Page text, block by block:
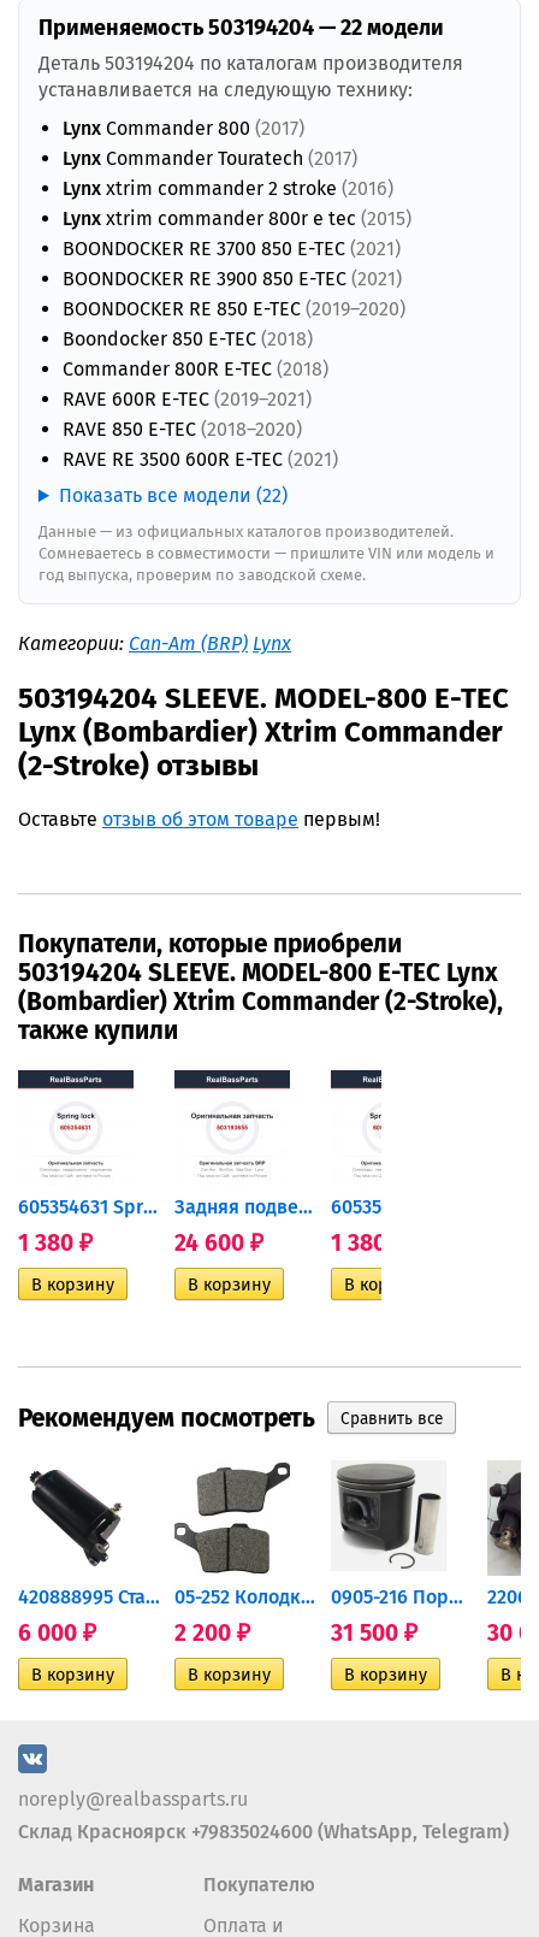
Применяемость 503194204 — 22 модели
Деталь 503194204 по каталогам производителя
устанавливается на следующую технику:
Lynx Commander 800 (2017)
Lynx Commander Touratech (2017)
Lynx xtrim commander 2 stroke (2016)
Lynx xtrim commander 800r e tec (2015)
BOONDOCKER RE 3700 850 E-TEC (2021)
BOONDOCKER RE 3900 850 E-TEC (2021)
BOONDOCKER RE 850 E-TEC (2019–2020)
Boondocker 850 E-TEC (2018)
Commander 800R E-TEC (2018)
RAVE 600R E-TEC (2019–2021)
RAVE 850 E-TEC (2018–2020)
RAVE RE 3500 600R E-TEC (2021)
Показать все модели (22)
Данные — из официальных каталогов производителей.
Сомневаетесь в совместимости — пришлите VIN или модель и
год выпуска, проверим по заводской схеме.
Категории: Can-Am (BRP) Lynx
503194204 SLEEVE. MODEL-800 E-TEC
Lynx (Bombardier) Xtrim Commander
(2-Stroke) отзывы
Оставьте отзыв об этом товаре первым!
Покупатели, которые приобрели
503194204 SLEEVE. MODEL-800 E-TEC Lynx
(Bombardier) Xtrim Commander (2-Stroke),
также купили
605354631 Spring lock
1 380 ₽
Задняя подвеска, Lynx Xtrim...
24 600 ₽ 1 380
Рекомендуем посмотреть
420888995 Стартер для...
6 000 ₽
05-252 Колодки тормозные...
2 200 ₽
0905-216 Поршень Arctic Cat...
31 500 ₽ 30
noreply@realbassparts.ru
Склад Красноярск +79835024600 (WhatsApp, Telegram)
Магазин
Корзина
Покупателю
Оплата и